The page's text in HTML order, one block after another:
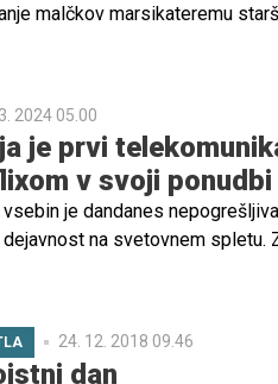
malčkov marsikateremu
kot 160 pravljic, ki nastaja v
je brezplačno dostopna
2024 05.00
je prvi
v svoji ponudbi
je dandanes
na svetovnem spletu.
in iger iz udobja svojih
24. 12. 2018 09.46
dan